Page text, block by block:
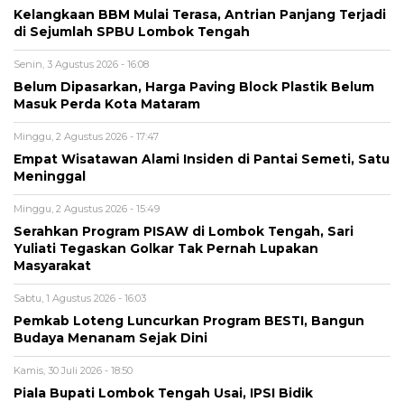
Kelangkaan BBM Mulai Terasa, Antrian Panjang Terjadi
di Sejumlah SPBU Lombok Tengah
Senin, 3 Agustus 2026 - 16:08
Belum Dipasarkan, Harga Paving Block Plastik Belum
Masuk Perda Kota Mataram
Minggu, 2 Agustus 2026 - 17:47
Empat Wisatawan Alami Insiden di Pantai Semeti, Satu
Meninggal
Minggu, 2 Agustus 2026 - 15:49
Serahkan Program PISAW di Lombok Tengah, Sari
Yuliati Tegaskan Golkar Tak Pernah Lupakan
Masyarakat
Sabtu, 1 Agustus 2026 - 16:03
Pemkab Loteng Luncurkan Program BESTI, Bangun
Budaya Menanam Sejak Dini
Kamis, 30 Juli 2026 - 18:50
Piala Bupati Lombok Tengah Usai, IPSI Bidik